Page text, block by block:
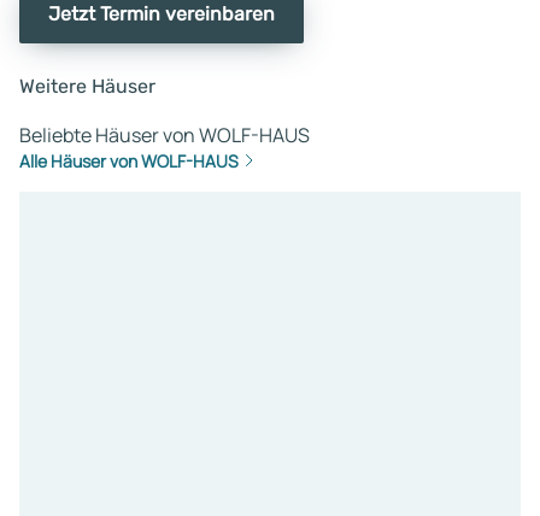
Jetzt Termin vereinbaren
Weitere Häuser
Beliebte Häuser von WOLF-HAUS
Alle Häuser von WOLF-HAUS